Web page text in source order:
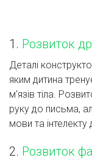
1. Розвиток
Деталі
яким дитина
м'язів тіла.
руку до письма,
мови та інтелекту
2. Розвиток